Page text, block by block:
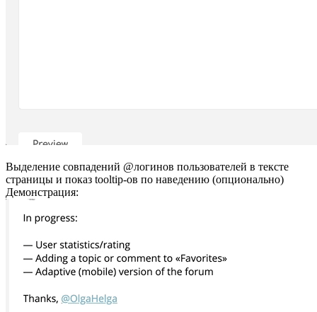
Выделение совпадений @логинов пользователей в тексте
страницы и показ tooltip-ов по наведению (опционально)
Демонстрация: